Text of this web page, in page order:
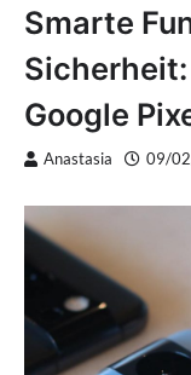
Smarte
Google
Anastasia 09/